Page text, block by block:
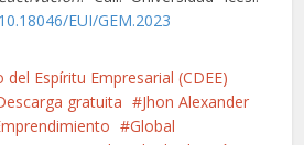
EUI/GEM.2023
Espíritu Empresarial (CDEE)
gratuita
Jhon Alexander
Global